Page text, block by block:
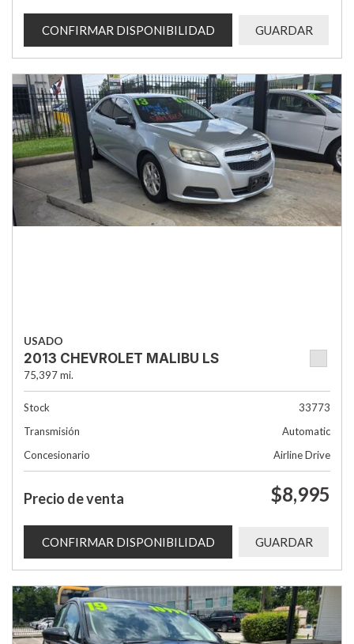
CONFIRMAR DISPONIBILIDAD GUARDAR
USADO
2013 CHEVROLET MALIBU LS
75,397 mi.
Stock
33773
Transmisión
Automatic
Concesionario
Airline Drive
Precio de venta $8,995
CONFIRMAR DISPONIBILIDAD GUARDAR